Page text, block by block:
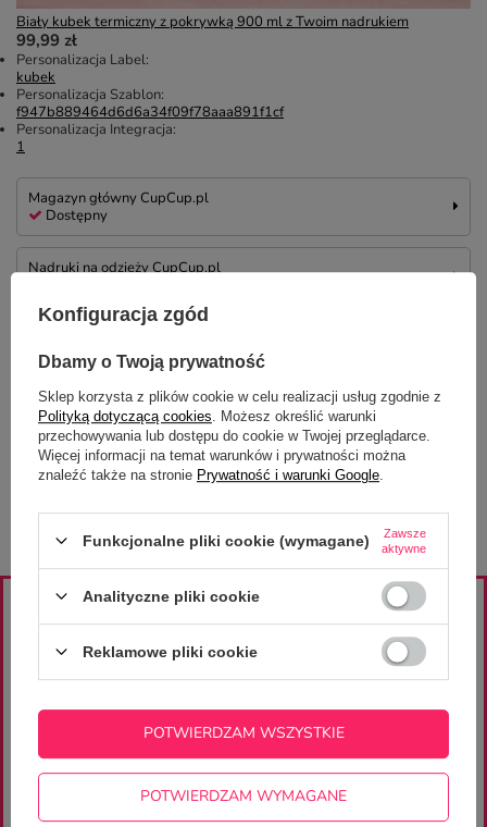
Biały kubek termiczny z pokrywką 900 ml z Twoim nadrukiem
99,99 zł
Personalizacja Label:
kubek
Personalizacja Szablon:
f947b889464d6d6a34f09f78aaa891f1cf
Personalizacja Integracja:
1
Magazyn główny CupCup.pl
Dostępny
Nadruki na odzieży CupCup.pl
Na zamówienie
Sklep CupCup.pl
Na zamówienie
ZAJRZYJ NA NASZE PROFILE
znajdziesz wiele ciekawych projektów i inspiracji
ZAPISZ SIĘ DO
NEWSLETTERA
Konfiguracja zgód
Dbamy o Twoją prywatność
Sklep korzysta z plików cookie w celu realizacji usług zgodnie z
Polityką dotyczącą cookies . Możesz określić warunki
przechowywania lub dostępu do cookie w Twojej przeglądarce.
Więcej informacji na temat warunków i prywatności można
znaleźć także na stronie Prywatność i warunki Google
Funkcjonalne pliki cookie (wymagane)
Zawsze
aktywne
Analityczne pliki cookie
Reklamowe pliki cookie
POTWIERDZAM WYMAGANE
POTWIERDZAM WSZYSTKIE